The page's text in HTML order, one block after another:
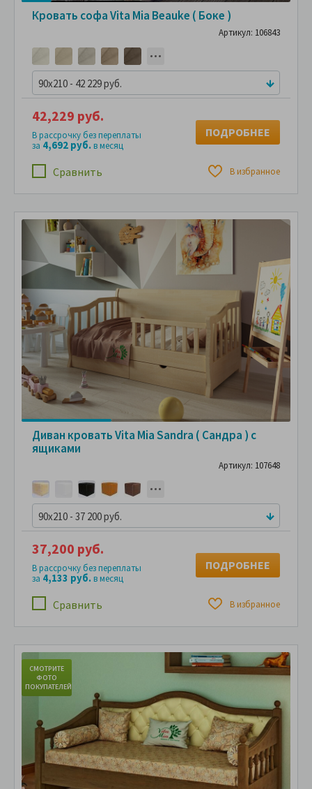
Кровать софа Vita Mia Beauke ( Боке )
Артикул: 106843
90x210 - 42 229 руб.
Сравнить В избранное
42,229 руб.
В рассрочку без переплаты
за 4,692 руб.в месяц
ПОДРОБНЕЕ
Диван кровать Vita Mia Sandra ( Сандра ) с
ящиками
Артикул: 107648
90x210 - 37 200 руб.
Сравнить В избранное
37,200 руб.
В рассрочку без переплаты
за 4,133 руб.в месяц
ПОДРОБНЕЕ
СМОТРИТЕ
ФОТО
ПОКУПАТЕЛЕЙ